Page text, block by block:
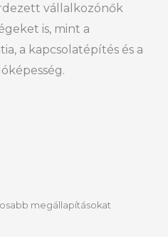
vállalkozónők
is, mint a
a kapcsolatépítés és a
megállapításokat